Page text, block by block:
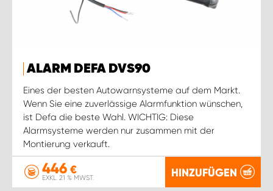
ALARM DEFA DVS90
Eines der besten Autowarnsysteme auf dem Markt.
Wenn Sie eine zuverlässige Alarmfunktion wünschen,
ist Defa die beste Wahl. WICHTIG: Diese
Alarmsysteme werden nur zusammen mit der
Montierung verkauft.
446 €
EXKL. 21 % MWST. HINZUFÜGEN